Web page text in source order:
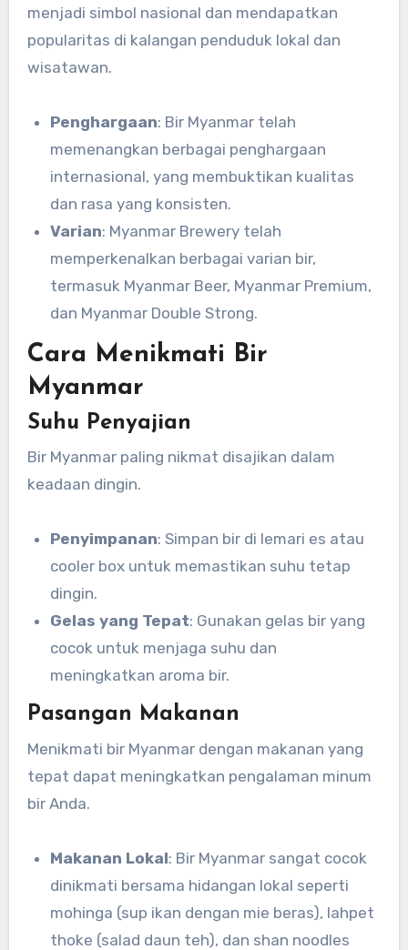
menjadi simbol nasional dan mendapatkan
popularitas di kalangan penduduk lokal dan
wisatawan.
Penghargaan: Bir Myanmar telah
memenangkan berbagai penghargaan
internasional, yang membuktikan kualitas
dan rasa yang konsisten.
Varian: Myanmar Brewery telah
memperkenalkan berbagai varian bir,
termasuk Myanmar Beer, Myanmar Premium,
dan Myanmar Double Strong.
Cara Menikmati Bir
Myanmar
Suhu Penyajian
Bir Myanmar paling nikmat disajikan dalam
keadaan dingin.
Penyimpanan: Simpan bir di lemari es atau
cooler box untuk memastikan suhu tetap
dingin.
Gelas yang Tepat: Gunakan gelas bir yang
cocok untuk menjaga suhu dan
meningkatkan aroma bir.
Pasangan Makanan
Menikmati bir Myanmar dengan makanan yang
tepat dapat meningkatkan pengalaman minum
bir Anda.
Makanan Lokal: Bir Myanmar sangat cocok
dinikmati bersama hidangan lokal seperti
mohinga (sup ikan dengan mie beras), lahpet
thoke (salad daun teh), dan shan noodles